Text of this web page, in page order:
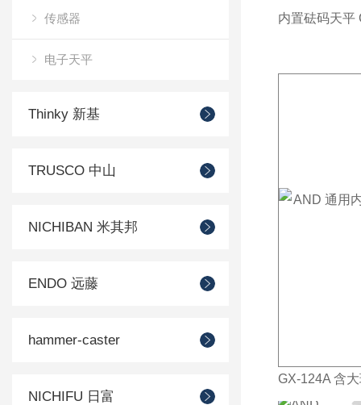
传感器
电子天平
Thinky 新基
TRUSCO 中山
NICHIBAN 米其邦
ENDO 远藤
hammer-caster
NICHIFU 日富
内置砝码天平
GX-124A 含